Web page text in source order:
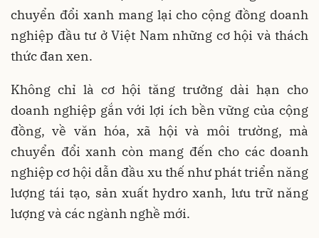
chuyển đổi xanh mang lại cho cộng đồng doanh
nghiệp đầu tư ở Việt Nam những cơ hội và thách
thức đan xen.
Không chỉ là cơ hội tăng trưởng dài hạn cho
doanh nghiệp gắn với lợi ích bền vững của cộng
đồng, về văn hóa, xã hội và môi trường, mà
chuyển đổi xanh còn mang đến cho các doanh
nghiệp cơ hội dẫn đầu xu thế như phát triển năng
lượng tái tạo, sản xuất hydro xanh, lưu trữ năng
lượng và các ngành nghề mới.